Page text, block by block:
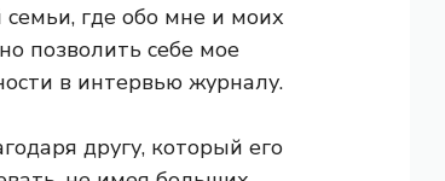
семьи, где обо мне и моих
позволить себе мое
в интервью журналу.
другу, который его